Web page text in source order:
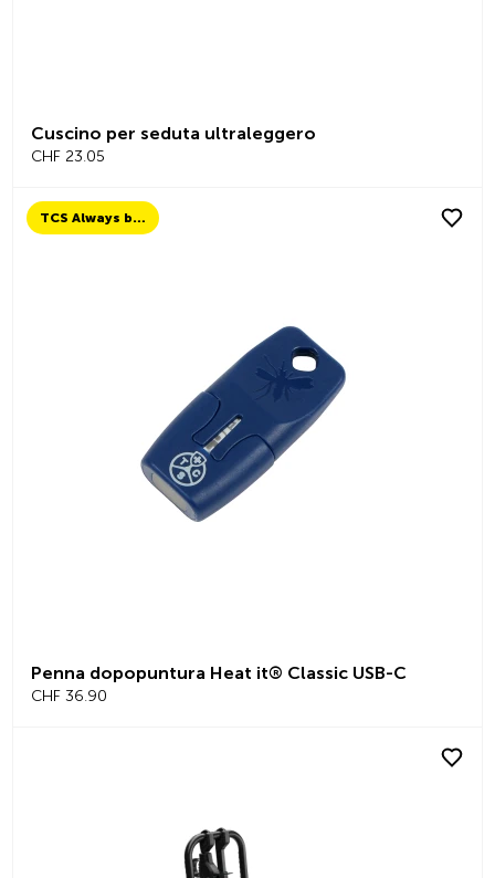
Cuscino per seduta ultraleggero
CHF 23.05
TCS Always by my side
Penna dopopuntura Heat it® Classic USB-C
CHF 36.90